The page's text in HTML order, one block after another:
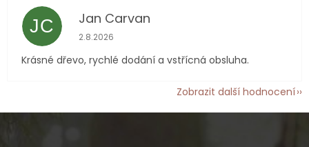
JC Jan Carvan
Hodnocení obchodu je 5 z 5 hvězdiček.
2.8.2026
Krásné dřevo, rychlé dodání a vstřícná obsluha.
Zobrazit další hodnocení